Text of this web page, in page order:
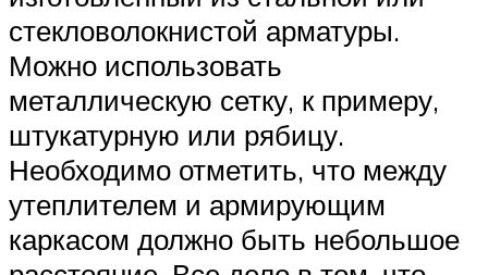
стекловолокнистой арматуры.
Можно использовать
металлическую сетку, к примеру,
штукатурную или рябицу.
Необходимо отметить, что между
утеплителем и армирующим
каркасом должно быть небольшое